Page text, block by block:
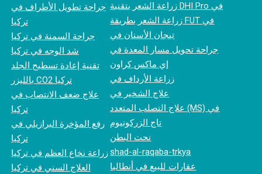
جراحة تطويل الأطراف في
تركيا
جراحة السمنة في تركيا
شد الوجه في تركيا
تقنية إعادة تسطيح الجلد
بالليزر CO2 تركيا
علاج ضعف الانتصاب في
تركيا
رفع المؤخرة البرازيلي في
تركيا
زراعة نخاع العظم في تركيا
العلاج السني في تركيا
زراعة الشعر بتقنية DHI Pro في
زراعة الشعر بطريقة FUT في
تيجان الأسنان في
جراحة تحويل مسار المعدة في
إي ماكس كراون
زراعة الأرداف في
علاج الشخير في
علاج التصلب المتعدد (MS) في
تاج الزركونيوم
نحت البطن
shad-al-raqaba-trkya
عقارات للبيع في أنطاليا